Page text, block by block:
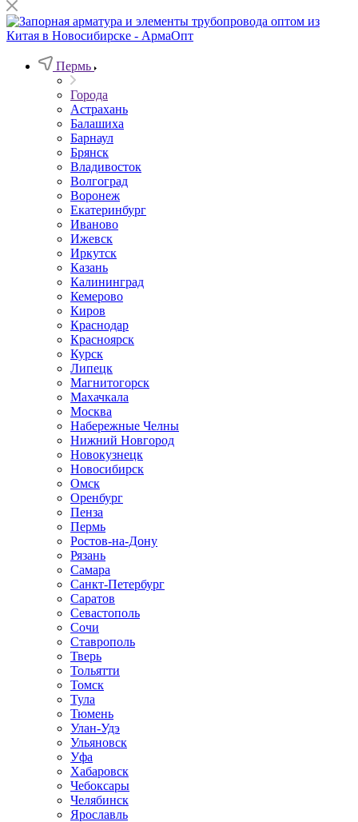
Пермь
Города
Астрахань
Балашиха
Барнаул
Брянск
Владивосток
Волгоград
Воронеж
Екатеринбург
Иваново
Ижевск
Иркутск
Казань
Калининград
Кемерово
Киров
Краснодар
Красноярск
Курск
Липецк
Магнитогорск
Махачкала
Москва
Набережные Челны
Нижний Новгород
Новокузнецк
Новосибирск
Омск
Оренбург
Пенза
Пермь
Ростов-на-Дону
Рязань
Самара
Санкт-Петербург
Саратов
Севастополь
Сочи
Ставрополь
Тверь
Тольятти
Томск
Тула
Тюмень
Улан-Удэ
Ульяновск
Уфа
Хабаровск
Чебоксары
Челябинск
Ярославль